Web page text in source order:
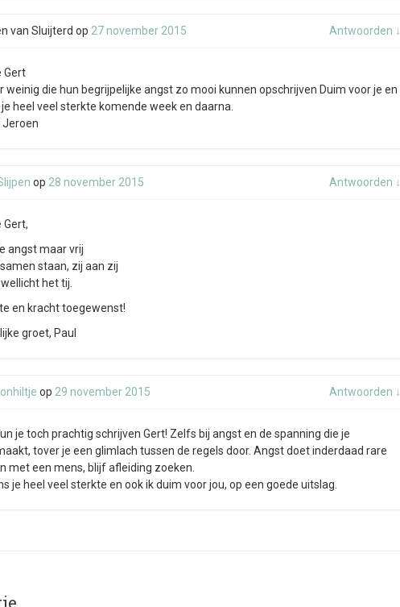
van Sluijterd op 27 november 2015 Antwoorden ↓
Gert
weinig die hun begrijpelijke angst zo mooi kunnen opschrijven Duim voor je en
heel veel sterkte komende week en daarna.
Jeroen
op 28 november 2015 Antwoorden ↓
Gert,
angst maar vrij
staan, zij aan zij
het tij.
en kracht toegewenst!
groet, Paul
op 29 november 2015 Antwoorden ↓
je toch prachtig schrijven Gert! Zelfs bij angst en de spanning die je
tover je een glimlach tussen de regels door. Angst doet inderdaad rare
met een mens, blijf afleiding zoeken.
je heel veel sterkte en ook ik duim voor jou, op een goede uitslag.